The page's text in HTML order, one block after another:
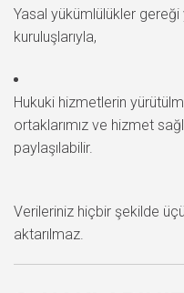
Yasal yükümlülükler
kuruluşlarıyla,
Hukuki hizmetlerin
ortaklarımız ve hizmet
paylaşılabilir.
Verileriniz hiçbir şekilde
aktarılmaz.